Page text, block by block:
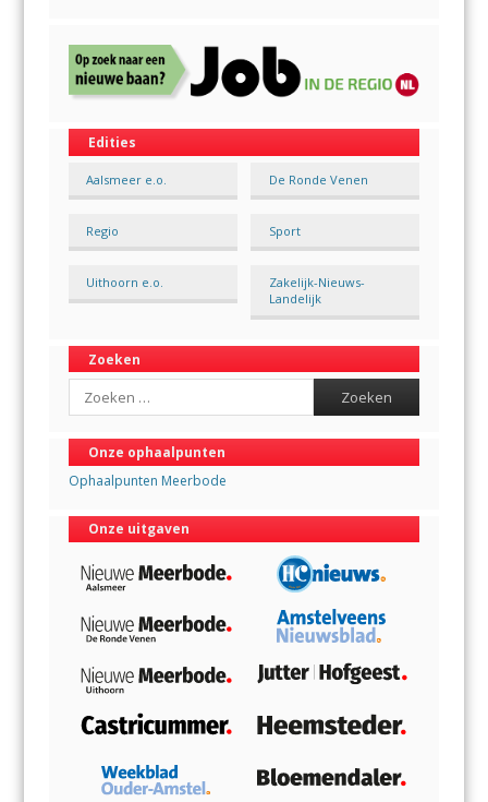
Edities
Aalsmeer e.o. De Ronde Venen
Regio Sport
Uithoorn e.o.
Zakelijk-Nieuws-
Landelijk
Zoeken
Search
Onze ophaalpunten
Ophaalpunten Meerbode
Onze uitgaven